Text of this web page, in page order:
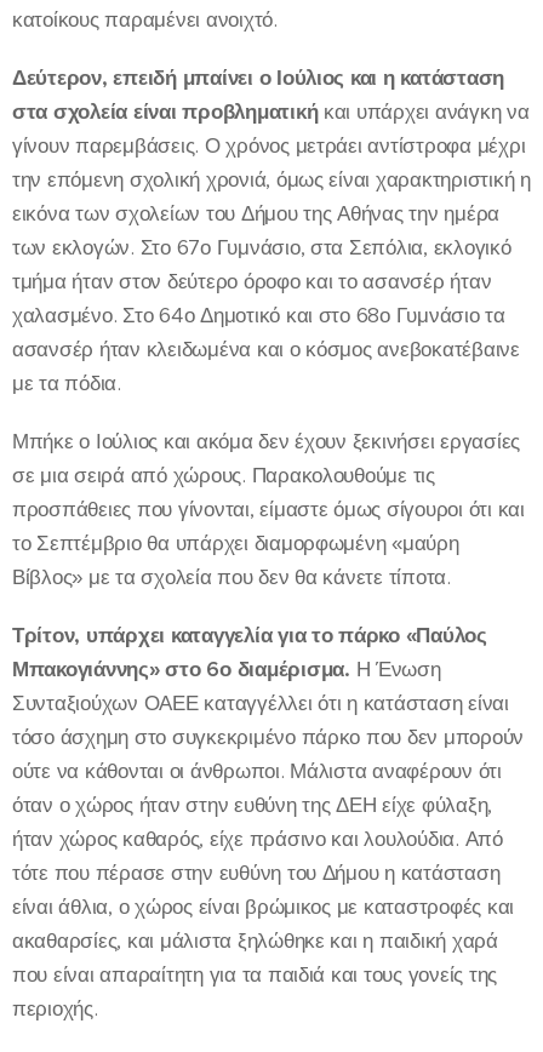
κατοίκους παραμένει ανοιχτό.
Δεύτερον, επειδή μπαίνει ο Ιούλιος και η κατάσταση
στα σχολεία είναι προβληματική και υπάρχει ανάγκη να
γίνουν παρεμβάσεις. Ο χρόνος μετράει αντίστροφα μέχρι
την επόμενη σχολική χρονιά, όμως είναι χαρακτηριστική η
εικόνα των σχολείων του Δήμου της Αθήνας την ημέρα
των εκλογών. Στο 67ο Γυμνάσιο, στα Σεπόλια, εκλογικό
τμήμα ήταν στον δεύτερο όροφο και το ασανσέρ ήταν
χαλασμένο. Στο 64ο Δημοτικό και στο 68ο Γυμνάσιο τα
ασανσέρ ήταν κλειδωμένα και ο κόσμος ανεβοκατέβαινε
με τα πόδια.
Μπήκε ο Ιούλιος και ακόμα δεν έχουν ξεκινήσει εργασίες
σε μια σειρά από χώρους. Παρακολουθούμε τις
προσπάθειες που γίνονται, είμαστε όμως σίγουροι ότι και
το Σεπτέμβριο θα υπάρχει διαμορφωμένη «μαύρη
Βίβλος» με τα σχολεία που δεν θα κάνετε τίποτα.
Τρίτον, υπάρχει καταγγελία για το πάρκο «Παύλος
Μπακογιάννης» στο 6ο διαμέρισμα. Η Ένωση
Συνταξιούχων ΟΑΕΕ καταγγέλλει ότι η κατάσταση είναι
τόσο άσχημη στο συγκεκριμένο πάρκο που δεν μπορούν
ούτε να κάθονται οι άνθρωποι. Μάλιστα αναφέρουν ότι
όταν ο χώρος ήταν στην ευθύνη της ΔΕΗ είχε φύλαξη,
ήταν χώρος καθαρός, είχε πράσινο και λουλούδια. Από
τότε που πέρασε στην ευθύνη του Δήμου η κατάσταση
είναι άθλια, ο χώρος είναι βρώμικος με καταστροφές και
ακαθαρσίες, και μάλιστα ξηλώθηκε και η παιδική χαρά
που είναι απαραίτητη για τα παιδιά και τους γονείς της
περιοχής.